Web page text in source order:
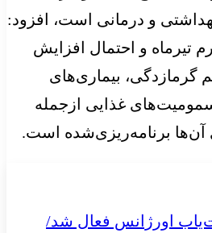
و درمانی است، افزود:
تیرماه و احتمال افزایش
گرمازدگی، بیماری‌های
غذایی ازجمله
برنامه‌ریزی‌شده است.